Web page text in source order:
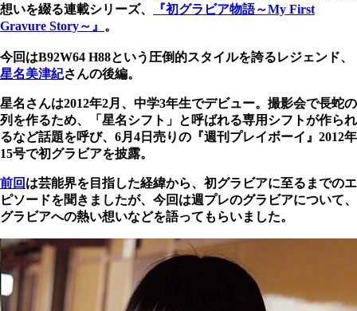
想いを綴る連載シリーズ、
『初グラビア物語～My First
Gravure Story～』 。
今回はB92W64 H88という圧倒的スタイルを誇るレジェンド、
星名美津紀さんの後編。
星名さんは2012年2月、中学3年生でデビュー。撮影会で長蛇の
列を作るため、「星名シフト」と呼ばれる専用シフトが作られ
るなど話題を呼び、6月4日売りの『週刊プレイボーイ』2012年
15号で初グラビアを披露。
前回 は芸能界を目指した経緯から、初グラビアに至るまでのエ
ピソードを聞きましたが、今回は週プレのグラビアについて、
グラビアへの熱い想いなどを語ってもらいました。